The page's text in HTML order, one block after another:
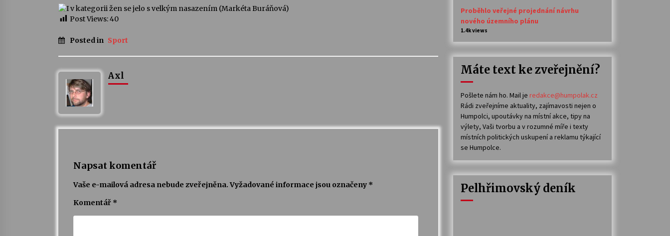
Post Views:40
Posted in Sport
Axl
Napsat komentář
Vaše e-mailová adresa nebude zveřejněna. Vyžadované informace jsou označeny *
Komentář *
Proběhlo veřejné projednání návrhu
nového územního plánu
1.4k views
Máte text ke zveřejnění?
Pošlete nám ho. Mail je redakce@humpolak.cz
Rádi zveřejníme aktuality, zajímavosti nejen o
Humpolci, upoutávky na místní akce, tipy na
výlety, Vaši tvorbu a v rozumné míře i texty
místních politických uskupení a reklamu týkající
se Humpolce.
Pelhřimovský deník